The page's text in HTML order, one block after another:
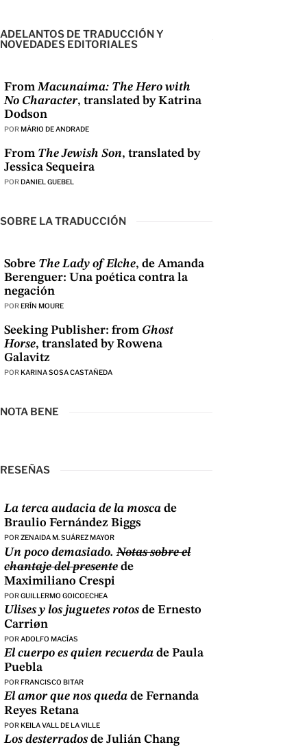
ADELANTOS DE TRADUCCIÓN Y
NOVEDADES EDITORIALES
FromMacunaíma: The Hero with
No Character, translated by Katrina
Dodson
POR MÁRIO DE ANDRADE
From The Jewish Son, translated by
Jessica Sequeira
PORDANIEL GUEBEL
SOBRE LA TRADUCCIÓN
Sobre The Lady of Elche, de Amanda
Berenguer: Una poética contra la
negación
POR ERÍN MOURE
Seeking Publisher: from Ghost
Horse, translated by Rowena
Galavitz
PORKARINA SOSA CASTAÑEDA
NOTA BENE
RESEÑAS
La terca audacia de la mosca de
Braulio Fernández Biggs
PORZENAIDA M. SUÁREZ MAYOR
Un poco demasiado.Notas sobre el
chantaje del presentede
Maximiliano Crespi
PORGUILLERMO GOICOECHEA
Ulises y los juguetes rotos de Ernesto
Carriøn
PORADOLFO MACÍAS
El cuerpo es quien recuerda de Paula
Puebla
PORFRANCISCO BITAR
El amor que nos queda de Fernanda
Reyes Retana
PORKEILA VALL DE LA VILLE
Los desterrados de Julián Chang